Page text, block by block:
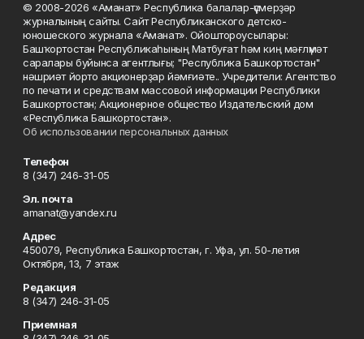
© 2008-2026 «Аманат» Республика балалар-үҫмерҙәр
журналының сайты. Сайт Республиканского детско-
юношеского журнала «Аманат». Ойоштороусылары:
Башҡортостан Республикаһының Матбуғат һәм киң мәғлүмәт
саралары буйынса агентлығы; "Республика Башкортостан"
нәшриәт йорто акционерҙар йәмғиәте.. Учредители: Агентство
по печати и средствам массовой информации Республики
Башкортостан; Акционерное общество Издательский дом
«Республика Башкортостан».
Об использовании персональных данных
Телефон
8 (347) 246-31-05
Эл. почта
amanat@yandex.ru
Адрес
450079, Республика Башкортостан, г. Уфа, ул. 50-летия
Октября, 13, 7 этаж
Редакция
8 (347) 246-31-05
Приемная